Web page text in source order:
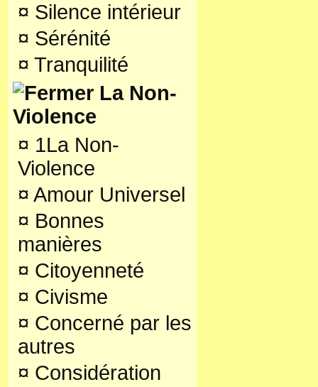
¤ Silence intérieur
¤ Sérénité
¤ Tranquilité
La Non-
Violence
¤ 1La Non-
Violence
¤ Amour Universel
¤ Bonnes
manières
¤ Citoyenneté
¤ Civisme
¤ Concerné par les
autres
¤ Considération